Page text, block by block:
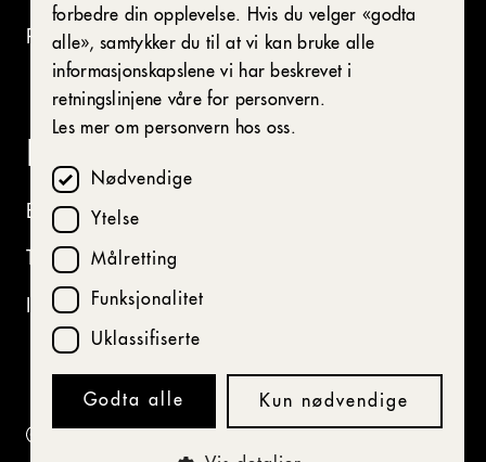
Presse
I kulissene
Behandling av personopplysninger
Tilgjengelighetserklæring (bokmål)
Innstillinger for informasjonskapsler
forbedre din opplevelse. Hvis du velger «godta
alle», samtykker du til at vi kan bruke alle
informasjonskapslene vi har beskrevet i
retningslinjene våre for personvern.
Les mer om personvern hos oss.
Nødvendige
Ytelse
Målretting
Funksjonalitet
Uklassifiserte
Godta alle Kun nødvendige